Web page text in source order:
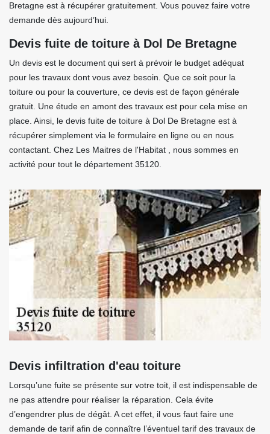
Bretagne est à récupérer gratuitement. Vous pouvez faire votre
demande dès aujourd’hui.
Devis fuite de toiture à Dol De Bretagne
Un devis est le document qui sert à prévoir le budget adéquat
pour les travaux dont vous avez besoin. Que ce soit pour la
toiture ou pour la couverture, ce devis est de façon générale
gratuit. Une étude en amont des travaux est pour cela mise en
place. Ainsi, le devis fuite de toiture à Dol De Bretagne est à
récupérer simplement via le formulaire en ligne ou en nous
contactant. Chez Les Maitres de l'Habitat , nous sommes en
activité pour tout le département 35120.
Devis infiltration d'eau toiture
Lorsqu’une fuite se présente sur votre toit, il est indispensable de
ne pas attendre pour réaliser la réparation. Cela évite
d’engendrer plus de dégât. A cet effet, il vous faut faire une
demande de tarif afin de connaître l’éventuel tarif des travaux de